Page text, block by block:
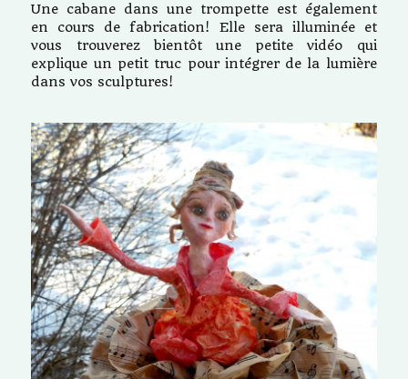
Une cabane dans une trompette est également
en cours de fabrication! Elle sera illuminée et
vous trouverez bientôt une petite vidéo qui
explique un petit truc pour intégrer de la lumière
dans vos sculptures!